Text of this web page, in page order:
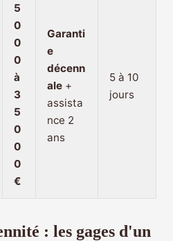
5
0
0
0
à
3
5
0
0
0
€
Garanti
e
décenn
ale +
assista
nce 2
ans
5 à 10
jours
: les gages d'un